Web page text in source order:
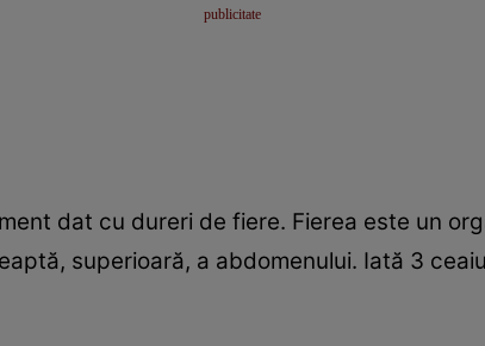
dat cu dureri de fiere. Fierea este un
superioară, a abdomenului. Iată 3